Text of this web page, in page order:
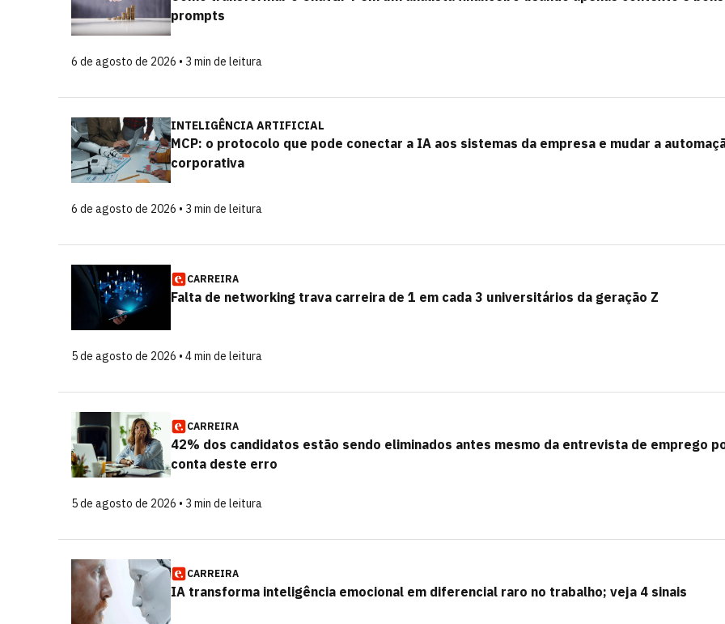
prompts
6 de agosto de 2026 • 3 min de leitura
INTELIGÊNCIA ARTIFICIAL
MCP: o protocolo que pode conectar a IA aos sistemas da empresa e mudar a
corporativa
6 de agosto de 2026 • 3 min de leitura
CARREIRA
Falta de networking trava carreira de 1 em cada 3 universitários da geração Z
5 de agosto de 2026 • 4 min de leitura
CARREIRA
42% dos candidatos estão sendo eliminados antes mesmo da entrevista de emprego
conta deste erro
5 de agosto de 2026 • 3 min de leitura
CARREIRA
IA transforma inteligência emocional em diferencial raro no trabalho; veja 4 sinais